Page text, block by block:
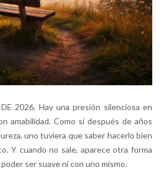
2026. Hay una presión silenciosa en
amabilidad. Como si después de años
uno tuviera que saber hacerlo bien
Y cuando no sale, aparece otra forma
ser suave ni con uno mismo.